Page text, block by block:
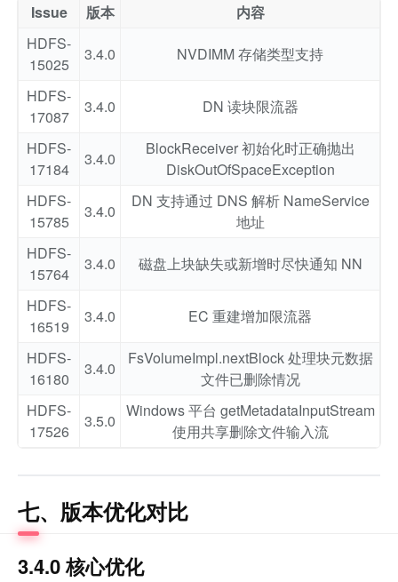
Issue 版本
内容
HDFS-
15025
3.4.0 NVDIMM 存储类型支持
HDFS-
17087
3.4.0 DN 读块限流器
HDFS-
17184
3.4.0
BlockReceiver 初始化时正确抛出
DiskOutOfSpaceException
HDFS-
15785
3.4.0
DN 支持通过 DNS 解析 NameService
地址
HDFS-
15764
3.4.0 磁盘上块缺失或新增时尽快通知 NN
HDFS-
16519
3.4.0 EC 重建增加限流器
HDFS-
16180
3.4.0
FsVolumeImpl.nextBlock 处理块元数据
文件已删除情况
HDFS-
17526
3.5.0
Windows 平台 getMetadataInputStream
使用共享删除文件输入流
七、版本优化对比
3.4.0 核心优化